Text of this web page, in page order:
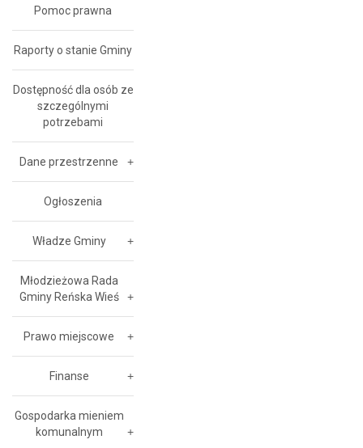
Pomoc prawna
Raporty o stanie Gminy
Dostępność dla osób ze
szczególnymi
potrzebami
Dane przestrzenne
Ogłoszenia
Władze Gminy
Młodzieżowa Rada
Gminy Reńska Wieś
Prawo miejscowe
Finanse
Gospodarka mieniem
komunalnym